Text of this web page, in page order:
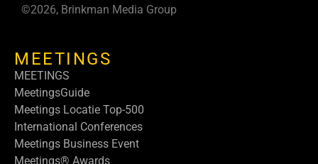
©2026, Brinkman Media Group
MEETINGS
MEETINGS
MeetingsGuide
Meetings Locatie Top-500
International Conferences
Meetings Business Event
Meetings® Awards